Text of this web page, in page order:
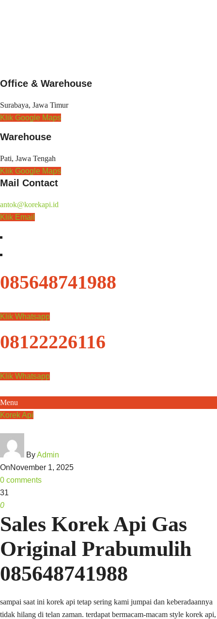
Office & Warehouse
Surabaya, Jawa Timur
Klik Google Maps
Warehouse
Pati, Jawa Tengah
Klik Google Maps
Mail Contact
antok@korekapi.id
Klik Email
085648741988
Klik Whatsapp
08122226116
Klik Whatsapp
Menu
Korek Api
ByAdmin
OnNovember 1, 2025
0 comments
31
0
Sales Korek Api Gas
Original Prabumulih
085648741988
sampai saat ini korek api tetap sering kami jumpai dan keberadaannya
tidak hilang di telan zaman. terdapat bermacam-macam style korek api,